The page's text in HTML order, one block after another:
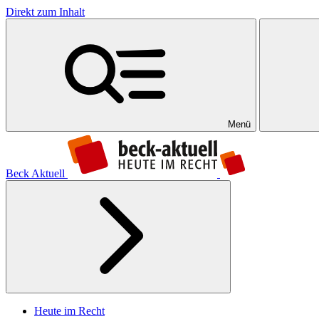
Direkt zum Inhalt
Menü
Beck Aktuell
Heute im Recht